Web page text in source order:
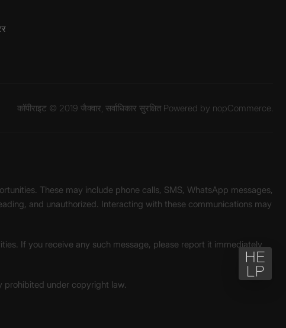
कॉपीराइट © 2019 जैक्वार, सर्वाधिकार सुरक्षित Powered by nopCommerce.
These may include phone calls, SMS, WhatsApp messages,
and unauthorized. Interacting with these communications may
If you receive any such message, please report it immediately
prohibited under copyright law.